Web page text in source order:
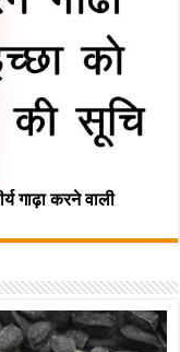
गाढ़ा करने वाली